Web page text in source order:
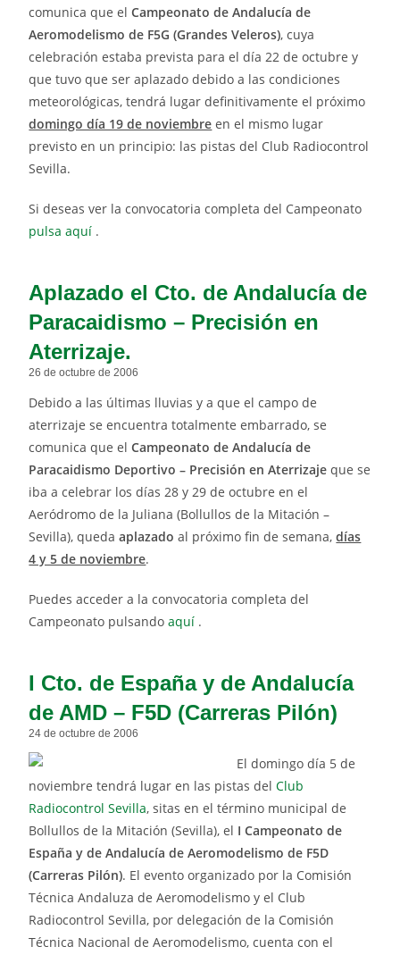
comunica que elCampeonato de Andalucía de
Aeromodelismo de F5G (Grandes Veleros), cuya
celebración estaba prevista para el día 22 de octubre y
que tuvo que ser aplazado debido a las condiciones
meteorológicas, tendrá lugar definitivamente el próximo
domingo día 19 de noviembre en el mismo lugar
previsto en un principio: las pistas del Club Radiocontrol
Sevilla.
Si deseas ver la convocatoria completa del Campeonato
pulsa aquí .
Aplazado el Cto. de Andalucía de
Paracaidismo – Precisión en
Aterrizaje.
26 de octubre de 2006
Debido a las últimas lluvias y a que el campo de
aterrizaje se encuentra totalmente embarrado, se
comunica que elCampeonato de Andalucía de
Paracaidismo Deportivo – Precisión en Aterrizaje que se
iba a celebrar los días 28 y 29 de octubre en el
Aeródromo de la Juliana (Bollullos de la Mitación –
Sevilla), quedaaplazadoal próximo fin de semana,días
4 y 5 de noviembre.
Puedes acceder a la convocatoria completa del
Campeonato pulsandoaquí .
I Cto. de España y de Andalucía
de AMD – F5D (Carreras Pilón)
24 de octubre de 2006
El domingo día 5 de
noviembre tendrá lugar en las pistas delClub
Radiocontrol Sevilla, sitas en el término municipal de
Bollullos de la Mitación (Sevilla), el I Campeonato de
España y de Andalucía de Aeromodelismo de F5D
(Carreras Pilón). El evento organizado por la Comisión
Técnica Andaluza de Aeromodelismo y el Club
Radiocontrol Sevilla, por delegación de la Comisión
Técnica Nacional de Aeromodelismo, cuenta con el